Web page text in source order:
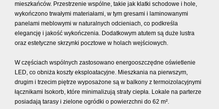
mieszkańców. Przestrzenie wspólne, takie jak klatki schodowe i hole,
wykończono trwałymi materiałami, w tym gresami i laminowanymi
panelami meblowymi w naturalnych odcieniach, co podkreśla
elegancję i jakość wykończenia. Dodatkowym atutem są duże lustra
oraz estetyczne skrzynki pocztowe w holach wejściowych.
W częściach wspólnych zastosowano energooszczędne oświetlenie
LED, co obniża koszty eksploatacyjne. Mieszkania na pierwszym,
drugim i trzecim piętrze wyposażone są w balkony z termoizolacyjnymi
łącznikami Isokorb, które minimalizują straty ciepła. Lokale na parterze
posiadają tarasy i zielone ogródki o powierzchni do 62 m².